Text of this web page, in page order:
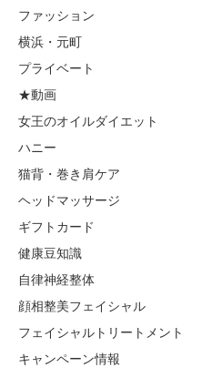
ファッション
横浜・元町
プライベート
★動画
女王のオイルダイエット
ハニー
猫背・巻き肩ケア
ヘッドマッサージ
ギフトカード
健康豆知識
自律神経整体
顔相整美フェイシャル
フェイシャルトリートメント
キャンペーン情報